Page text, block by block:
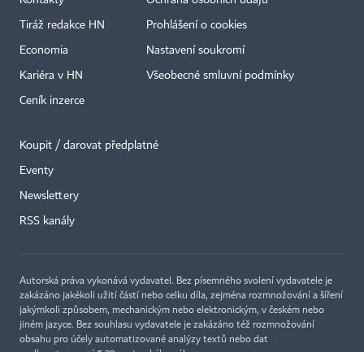
Tiráž redakce HN
Economia
Kariéra v HN
Ceník inzerce
Prohlášení o cookies
Nastavení soukromí
Všeobecné smluvní podmínky
Koupit / darovat předplatné
Eventy
Newslettery
RSS kanály
Autorská práva vykonává vydavatel. Bez písemného svolení vydavatele je
zakázáno jakékoli užití částí nebo celku díla, zejména rozmnožování a šíření
jakýmkoli způsobem, mechanickým nebo elektronickým, v českém nebo
jiném jazyce. Bez souhlasu vydavatele je zakázáno též rozmnožování
obsahu pro účely automatizované analýzy textů nebo dat